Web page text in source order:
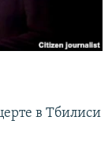
в Тбилиси